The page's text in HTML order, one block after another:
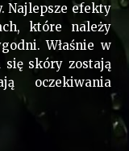
Najlepsze efekty
które należy
Właśnie w
skóry zostają
oczekiwania